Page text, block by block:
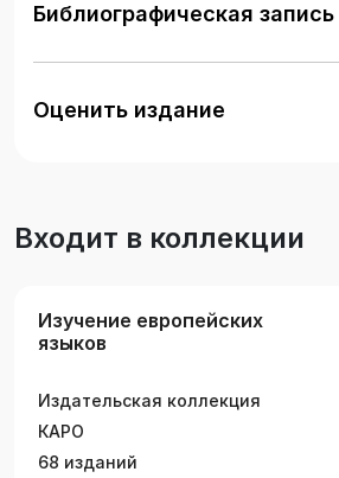
Библиографическая запись
Оценить издание
Входит в коллекции
Изучение европейских
языков
Издательская коллекция
КАРО
68 изданий